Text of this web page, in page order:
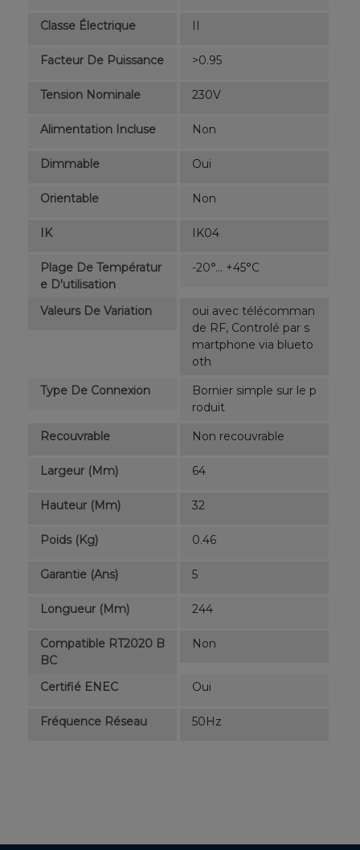
Classe Électrique II
Facteur De Puissance >0.95
Tension Nominale 230V
Alimentation Incluse Non
Dimmable Oui
Orientable Non
IK IK04
Plage De Températur
E D'utilisation
-20°... +45°C
Valeurs De Variation
oui avec télécomman
de RF, Controlé par s
martphone via blueto
oth
Type De Connexion
Bornier simple sur le p
roduit
Recouvrable
Non recouvrable
Largeur (mm) 64
Hauteur (mm) 32
Poids (kg) 0.46
Garantie (ans) 5
Longueur (mm) 244
Compatible RT2020 B
BC
Non
Certifié ENEC Oui
Fréquence Réseau 50Hz